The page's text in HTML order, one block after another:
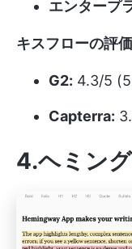
エンタープ
キスフローの評
G2: 4.3/5
Capterra:
4.ヘミン